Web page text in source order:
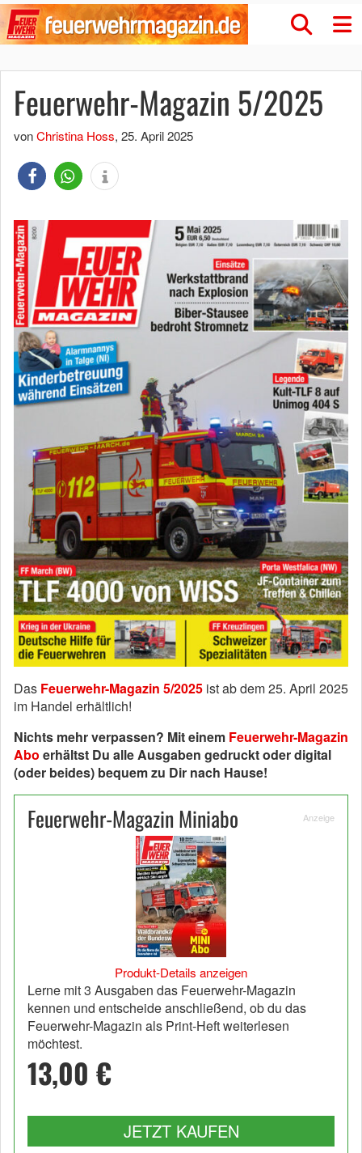
Feuerwehr-Magazin 5/2025
vonChristina Hoss, 25. April 2025
Das Feuerwehr-Magazin 5/2025 ist ab dem 25. April 2025
im Handel erhältlich!
Nichts mehr verpassen? Mit einem Feuerwehr-Magazin
Abo erhältst Du alle Ausgaben gedruckt oder digital
(oder beides) bequem zu Dir nach Hause!
Feuerwehr-Magazin Miniabo Anzeige
Produkt-Details anzeigen
Lerne mit 3 Ausgaben das Feuerwehr-Magazin
kennen und entscheide anschließend, ob du das
Feuerwehr-Magazin als Print-Heft weiterlesen
möchtest.
13,00 €
JETZT KAUFEN